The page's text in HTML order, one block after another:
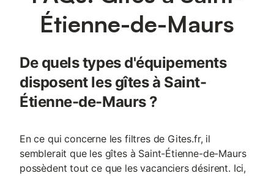
Étienne-de-Maurs
De quels types d'équipements
disposent les gîtes à Saint-
Étienne-de-Maurs ?
En ce qui concerne les filtres de Gites.fr, il
semblerait que les gîtes à Saint-Étienne-de-Maurs
possèdent tout ce que les vacanciers désirent. Ici,